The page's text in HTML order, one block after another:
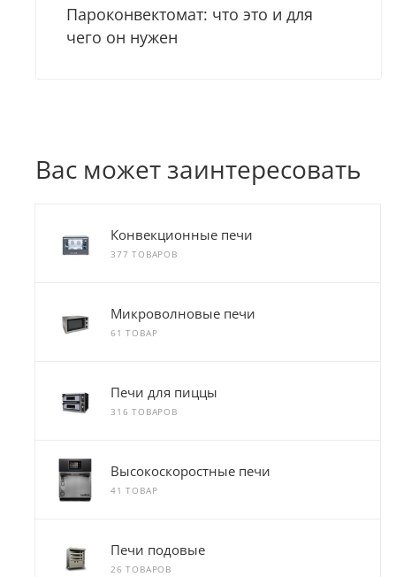
Пароконвектомат: что это и для
чего он нужен
Вас может заинтересовать
Конвекционные печи
377 ТОВАРОВ
Микроволновые печи
61 ТОВАР
Печи для пиццы
316 ТОВАРОВ
Высокоскоростные печи
41 ТОВАР
Печи подовые
26 ТОВАРОВ